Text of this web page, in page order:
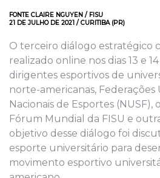
FONTE CLAIRE NGUYEN / FISU
21 DE JULHO DE 2021 / CURITIBA (PR)
O terceiro diálogo estratégico
realizado online nos dias 13 e
dirigentes esportivos de
norte-americanas, Federações
Nacionais de Esportes (NUSF),
Fórum Mundial da FISU e
objetivo desse diálogo foi
esporte universitário para
movimento esportivo